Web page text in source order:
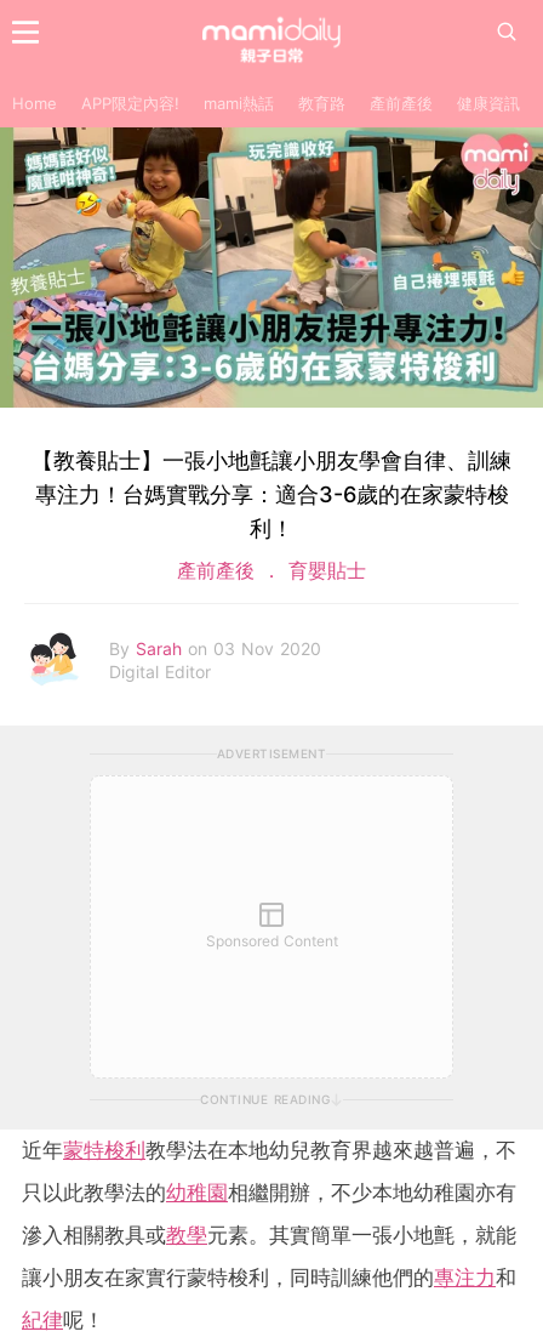
Home APP限定內容! mami熱話 教育路 產前產後 健康資訊
【教養貼士】一張小地氈讓小朋友學會自律、訓練
專注力！台媽實戰分享：適合3-6歲的在家蒙特梭
利！
產前產後 育嬰貼士
By Sarah on 03 Nov 2020
Digital Editor
ADVERTISEMENT
Sponsored Content
CONTINUE READING
近年蒙特梭利教學法在本地幼兒教育界越來越普遍，不
只以此教學法的幼稚園相繼開辦，不少本地幼稚園亦有
滲入相關教具或教學元素。其實簡單一張小地氈，就能
讓小朋友在家實行蒙特梭利，同時訓練他們的專注力和
紀律呢！